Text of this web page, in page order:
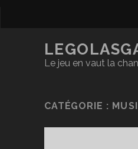
Le jeu en vaut la
CATÉGORIE :